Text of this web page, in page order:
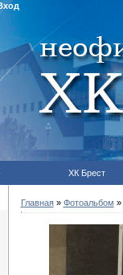
ХК Брест
Главная» Фотоальбом »